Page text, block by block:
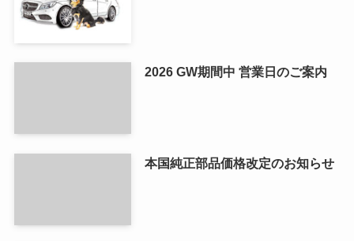
2026 GW期間中 営業日のご案内
本国純正部品価格改定のお知らせ